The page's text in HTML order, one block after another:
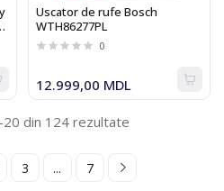
Uscator de rufe Bosch
WTH86277PL
0
12.999,00 MDL
20 din 124 rezultate
3 ... 7